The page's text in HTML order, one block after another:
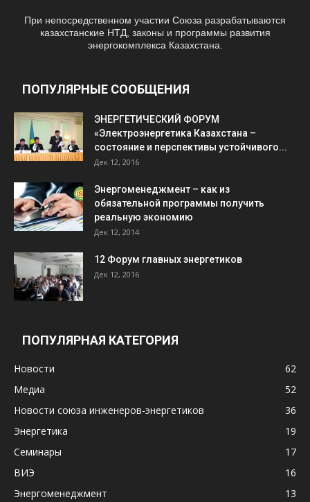
При непосредственном участии Союза разрабатываются
казахстанские НТД, законы и программы развития
энергокомплекса Казахстана.
ПОПУЛЯРНЫЕ СООБЩЕНИЯ
ЭНЕРГЕТИЧЕСКИЙ ФОРУМ
«Электроэнергетика Казахстана –
состояние и перспективы устойчивого...
Дек 12, 2016
Энергоменеджмент – как из
обязательной программы получить
реальную экономию
Дек 12, 2014
12 Форум главных энергетиков
Дек 12, 2016
ПОПУЛЯРНАЯ КАТЕГОРИЯ
Новости
62
Медиа
52
Новости союза инженеров-энергетиков
36
Энергетика
19
Семинары
17
ВИЭ
16
Энергоменеджмент
13